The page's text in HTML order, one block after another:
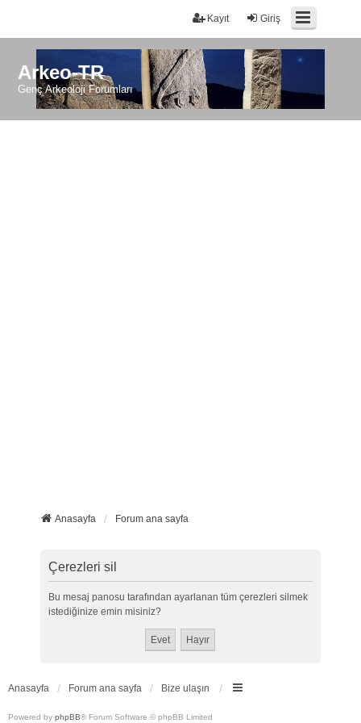
Giriş
Kayıt
Arkeo-TR
Genç Arkeoloji Forumları
Anasayfa Forum ana sayfa
Çerezleri sil
Bu mesaj panosu tarafından ayarlanan tüm çerezleri silmek
istediğinize emin misiniz?
Anasayfa Forum ana sayfa Bize ulaşın
Powered by phpBB® Forum Software © phpBB Limited